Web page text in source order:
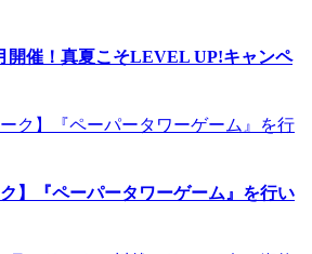
開催！真夏こそLEVEL UP!キャンペ
ク】『ペーパータワーゲーム』を行い